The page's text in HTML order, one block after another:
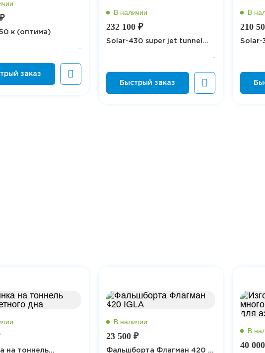
к (оптима)
232 100 ₽
Solar-430 super jet tunnel...
210
Solar-
на тоннель...
23 500 ₽
Фальшборта Флагман 420 IGLA
40